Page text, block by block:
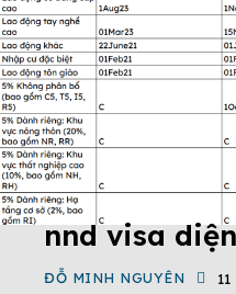
nnd visa
ĐỖ MINH NGUYÊN